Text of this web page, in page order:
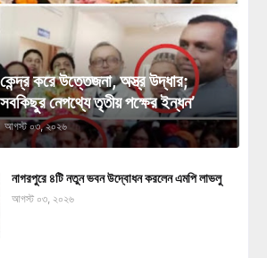
করে উত্তেজনা, অস্ত্র উদ্ধার;
নেপথ্যে তৃতীয় পক্ষের ইন্ধন’
আগস্ট ০৩, ২০২৬
নাগরপুরে ৪টি নতুন ভবন উদ্বোধন করলেন এমপি লাভলু
আগস্ট ০৩, ২০২৬